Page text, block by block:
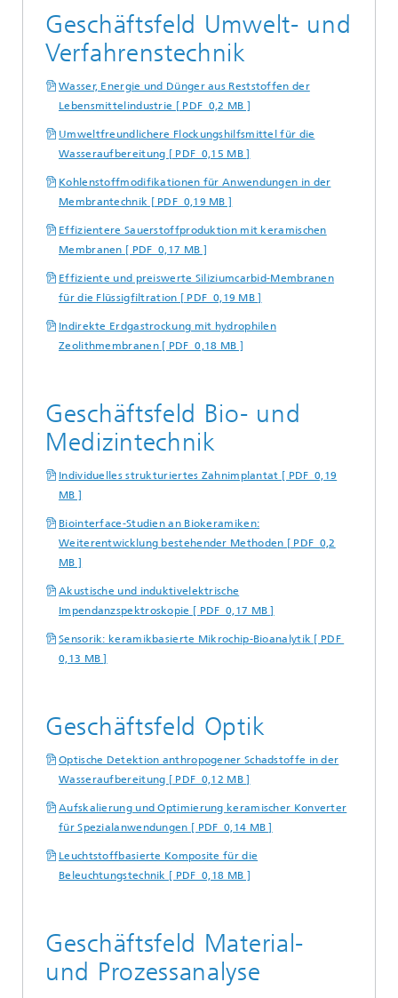
Geschäftsfeld Umwelt- und
Verfahrenstechnik
Wasser, Energie und Dünger aus Reststoffen der
Lebensmittelindustrie [ PDF 0,2 MB ]
Umweltfreundlichere Flockungshilfsmittel für die
Wasseraufbereitung [ PDF 0,15 MB ]
Kohlenstoffmodifikationen für Anwendungen in der
Membrantechnik [ PDF 0,19 MB ]
Effizientere Sauerstoffproduktion mit keramischen
Membranen [ PDF 0,17 MB ]
Effiziente und preiswerte Siliziumcarbid-Membranen
für die Flüssigfiltration [ PDF 0,19 MB ]
Indirekte Erdgastrockung mit hydrophilen
Zeolithmembranen [ PDF 0,18 MB ]
Geschäftsfeld Bio- und
Medizintechnik
Individuelles strukturiertes Zahnimplantat [ PDF 0,19
MB ]
Biointerface-Studien an Biokeramiken:
Weiterentwicklung bestehender Methoden [ PDF 0,2
MB ]
Akustische und induktivelektrische
Impendanzspektroskopie [ PDF 0,17 MB ]
Sensorik: keramikbasierte Mikrochip-Bioanalytik [ PDF
0,13 MB ]
Geschäftsfeld Optik
Optische Detektion anthropogener Schadstoffe in der
Wasseraufbereitung [ PDF 0,12 MB ]
Aufskalierung und Optimierung keramischer Konverter
für Spezialanwendungen [ PDF 0,14 MB ]
Leuchtstoffbasierte Komposite für die
Beleuchtungstechnik [ PDF 0,18 MB ]
Geschäftsfeld Material-
und Prozessanalyse